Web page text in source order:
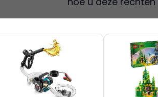
Hoe u kunt
u uw
onderstaande